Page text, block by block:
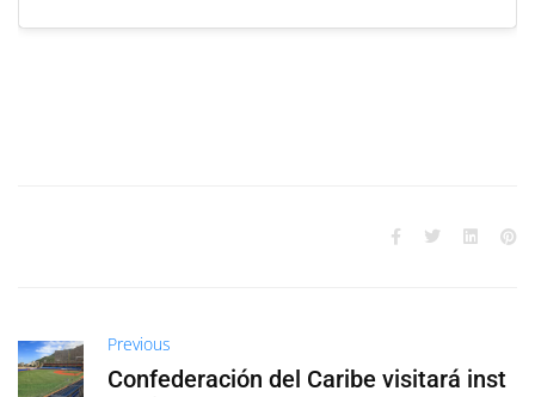
Previous
Confederación del Caribe visitará inst